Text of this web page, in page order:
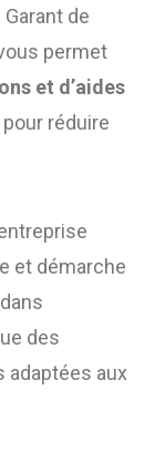
de
permet
et d’aides
pour réduire
et démarche
des
adaptées aux